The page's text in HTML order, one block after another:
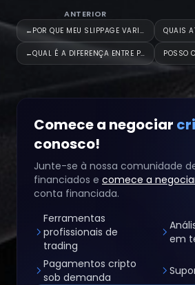
ANTERIOR
← POR QUE MEU SLIPPAGE VARIA DE
← QUAL É A DIFERENÇA ENTRE PERDA
Comece a negociar
conosco!
Junte-se à nossa comunidade
financiados e comece a
conta financiada.
Ferramentas
profissionais de
trading
em
Pagamentos cripto
sob demanda